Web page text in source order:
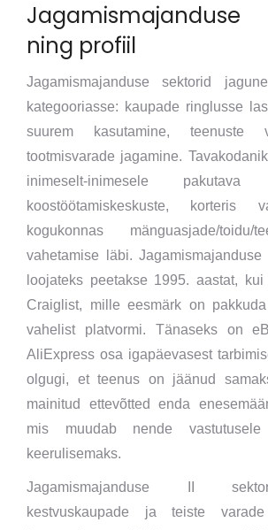
ning profiil
Jagamismajanduse sektorid
kategooriasse: kaupade ringlusse
suurem kasutamine, teenuste
tootmisvarade jagamine.
inimeselt-inimesele pakutava
koostöötamiskeskuste,
kogukonnas mänguasjade/toidu/
vahetamise läbi. Jagamismajanduse
loojateks peetakse 1995. aastat,
Craiglist, mille eesmärk on
vahelist platvormi. Tänaseks on
AliExpress osa igapäevasest
olgugi, et teenus on jäänud
mainitud ettevõtted enda
mis muudab nende
keerulisemaks.
Jagamismajanduse II
kestvuskaupade ja teiste varade